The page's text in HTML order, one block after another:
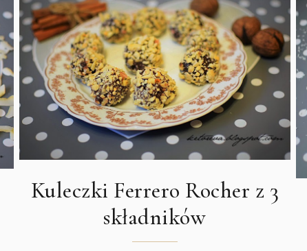
Kuleczki Ferrero Rocher z 3
składników